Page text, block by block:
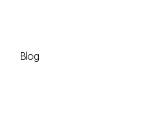
Blog